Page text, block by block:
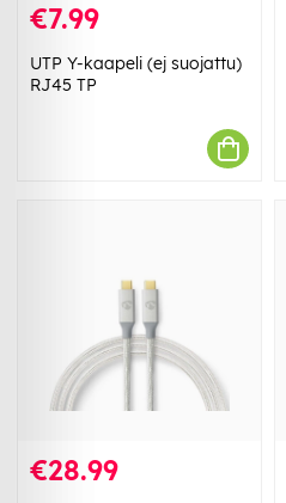
€7.99
UTP Y-kaapeli (ej suojattu)
RJ45 TP
€28.99